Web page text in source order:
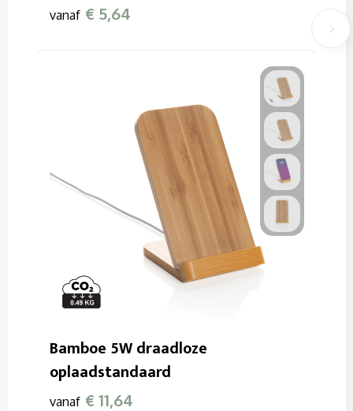
vanaf € 5,64
Bamboe 5W draadloze
oplaadstandaard
vanaf € 11,64